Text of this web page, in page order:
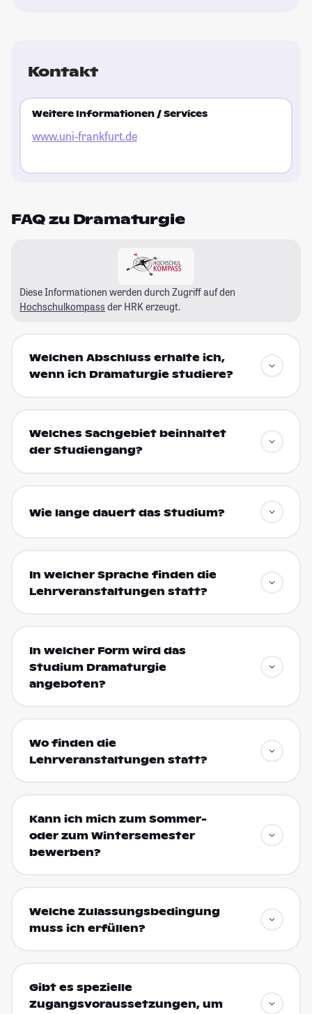
Kontakt
Weitere Informationen / Services
www.uni-frankfurt.de
FAQ zu Dramaturgie
Diese Informationen werden durch Zugriff auf den
Hochschulkompass der HRK erzeugt.
Welchen Abschluss erhalte ich,
wenn ich Dramaturgie studiere?
Welches Sachgebiet beinhaltet
der Studiengang?
Wie lange dauert das Studium?
In welcher Sprache finden die
Lehrveranstaltungen statt?
In welcher Form wird das
Studium Dramaturgie
angeboten?
Wo finden die
Lehrveranstaltungen statt?
Kann ich mich zum Sommer-
oder zum Wintersemester
bewerben?
Welche Zulassungsbedingung
muss ich erfüllen?
Gibt es spezielle
Zugangsvoraussetzungen, um